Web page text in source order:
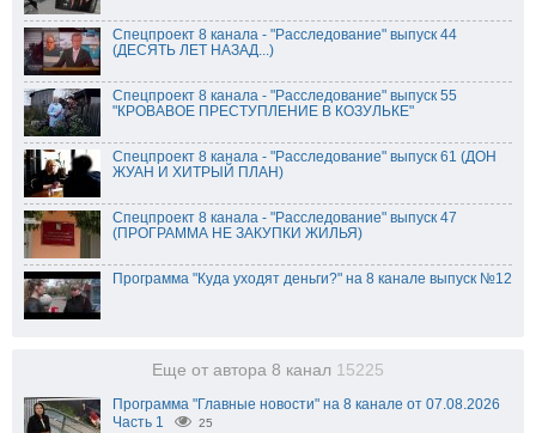
Спецпроект 8 канала - "Расследование" выпуск 44
(ДЕСЯТЬ ЛЕТ НАЗАД...)
Спецпроект 8 канала - "Расследование" выпуск 55
"КРОВАВОЕ ПРЕСТУПЛЕНИЕ В КОЗУЛЬКЕ"
Спецпроект 8 канала - "Расследование" выпуск 61 (ДОН
ЖУАН И ХИТРЫЙ ПЛАН)
Спецпроект 8 канала - "Расследование" выпуск 47
(ПРОГРАММА НЕ ЗАКУПКИ ЖИЛЬЯ)
Программа "Куда уходят деньги?" на 8 канале выпуск №12
Еще от автора 8 канал 15225
Программа "Главные новости" на 8 канале от 07.08.2026
Часть 1
25